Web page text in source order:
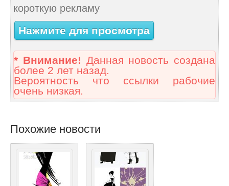
короткую рекламу
Нажмите для просмотра
* Внимание! Данная новость создана
более 2 лет назад.
Вероятность что ссылки рабочие
очень низкая.
Похожие новости